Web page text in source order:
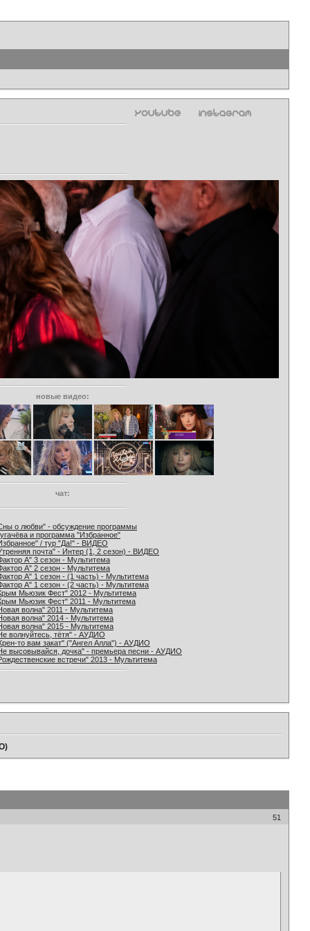
новые видео:
чат:
о любви" - обсуждение программы
и программа "Избранное"
/ тур "Да!" - ВИДЕО
почта" - Интер (1, 2 сезон) - ВИДЕО
А" 3 сезон - Мультитема
А" 2 сезон - Мультитема
А" 1 сезон - (1 часть) - Мультитема
А" 1 сезон - (2 часть) - Мультитема
Мьюзик Фест" 2012 - Мультитема
Мьюзик Фест" 2011 - Мультитема
волна" 2011 - Мультитема
волна" 2014 - Мультитема
волна" 2015 - Мультитема
волнуйтесь, тётя" - АУДИО
то вам закат" ("Ангел Алла") - АУДИО
высовывайся, дочка" - премьера песни - АУДИО
встречи" 2013 - Мультитема
51